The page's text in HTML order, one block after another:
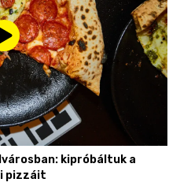
kipróbáltuk a
pizzáit